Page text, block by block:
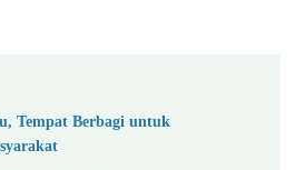
Tempat Berbagi untuk